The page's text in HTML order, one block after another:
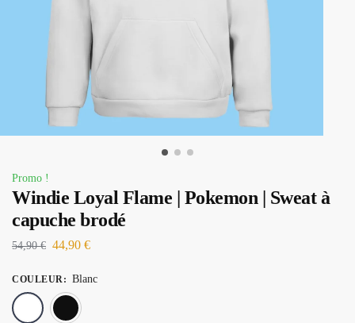
Promo !
Windie Loyal Flame | Pokemon | Sweat à
capuche brodé
54,90€ 44,90 €
COULEUR : Blanc